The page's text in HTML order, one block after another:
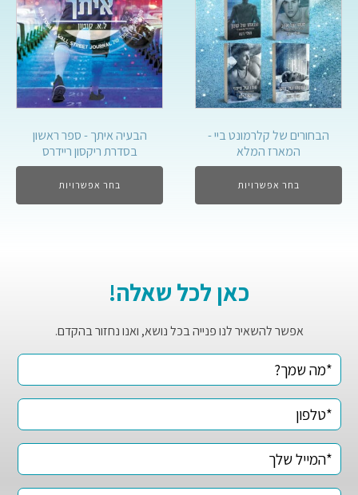
הבחורים של קלרמונט ביי -
המארז המלא
בחר אפשרויות
הבעיה איתך - ספר ראשון
בסדרת ריקסון ריידרס
בחר אפשרויות
כאן לכל שאלה!
אפשר להשאיר לנו פנייה בכל נושא, ואנו נחזור בהקדם.